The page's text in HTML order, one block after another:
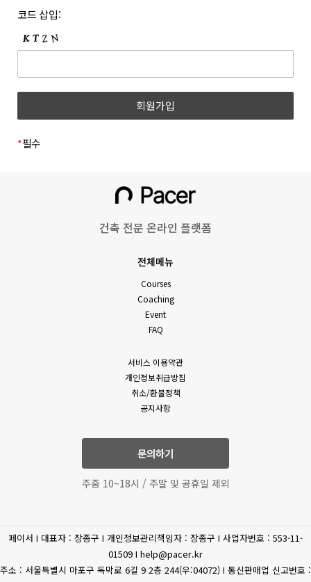
있는 쿠폰을 말합니다.
7. 위 항에서 정의되지 않은 약관 상의 용어의 의미는 일반적인
거래관행에 따릅니다.
1. 회사는 본 약관의 내용과 상호, 영업소 소재지 주소, 대표자의
성명, 사업자등록번호, 통신판매업신고번호, 개인정보관리책임자
등을 회원이 쉽게 확인할 수 있도록 사이트의 초기 화면에
통하여 볼 수 있도록 합니다.
『전자금융거래법』, 『전자서명법』, 『정보통신망 이용촉진
및 정보보호 등에 관한 법률』, 『소비자기본법』 등 관련 법령을
3. 회사가 약관을 개정할 경우에는 적용일자 및 개정 사유를
전일까지 사이트의 초기 화면 등에 고지하거나 전자우편 또는 그
밖의 방법으로 통지합니다. 다만, 회원에게 불리하게 약관 내용을
변경하는 경우에는 최소한 30일 이상의 사전 유예기간을 두고
공지 및 통지합니다. 회사가 개정약관을 공지 또는 통지하면서
회원에게 30일 기간 내에 의사표시를 하지 않으면 의사표시가
회원이 명시적으로 거부의 의사표시를 하지 아니한 경우 회원이
개정약관에 동의한 것으로 봅니다.
4. 제3항에 의해 변경된 약관은 법령에 특별한 규정이나 기타
부득이한 사유가 없는 한 그 적용일자 이전으로 소급하여
약관에 동의하지 않을 경우 언제든지 자유롭게 서비스 이용을
중단하고 탈퇴할 수 있습니다.
6. 회사는 제공하는 서비스 내의 개별 서비스에 대한 별도의 약관
절차를 거치게 됩니다. 이 경우 개별 서비스에 대한 이용약관 등이
이 약관에 우선합니다.
제 4 조 (약관 외 준칙)
1. 개인정보의 수집 및 이용목적
수집시기
구분 수집항목
이메일
(필수) 성명, 이메일, 휴대폰
번호, 비밀번호, 직무선택
(학생, 근로자)
불량 이용 기록 등),
기기정보(고유기기 식별값,
OS버전 등)
(선택) 프로필 사진
(필수)성명, 휴대폰 번호,
이메일, 상담내역
있을수 있습니다.)
(필수) 결제기록(상품,
금액) 신용카트, 카드사명,
휴대전화
인증
(선택) 휴대폰 번호
(필수) 주민등록번호, 주소,
이름
코드 삽입:
*필수
건축 전문 온라인 플랫폼
전체메뉴
Courses
Coaching
Event
FAQ
서비스 이용약관
개인정보취급방침
취소/환불정책
공지사항
문의하기
주중 10~18시 / 주말 및 공휴일 제외
페이서 I 대표자 : 장종구 I 개인정보관리책임자 : 장종구 I 사업자번호 : 553-11-
01509 I help@pacer.kr
주소 : 서울특별시 마포구 독막로 6길 9 2층 244(우:04072) I 통신판매업 신고번호 :